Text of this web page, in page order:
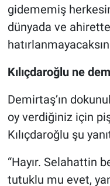
gidememiş
dünyada ve
Kılıçdaroğlu ne
Demirtaş’ın
oy verdiğiniz için
Kılıçdaroğlu şu
“Hayır. Selahattin
tutuklu mu evet,